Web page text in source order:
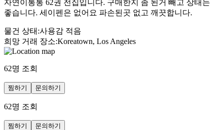
자연이통통 62권 전집입니다. 구매한지 좀 된거 빼고 상태는
좋습니다. 세이펜은 없어요 파손된곳 없고 깨끗합니다.
물건 상태 :사용감 적음
희망 거래 장소:Koreatown, Los Angeles
62명 조회
찜하기 문의하기
62명 조회
찜하기 문의하기